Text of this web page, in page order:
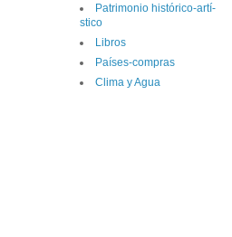
Patrimonio histórico-artí­
stico
Libros
Paí­ses-compras
Clima y Agua